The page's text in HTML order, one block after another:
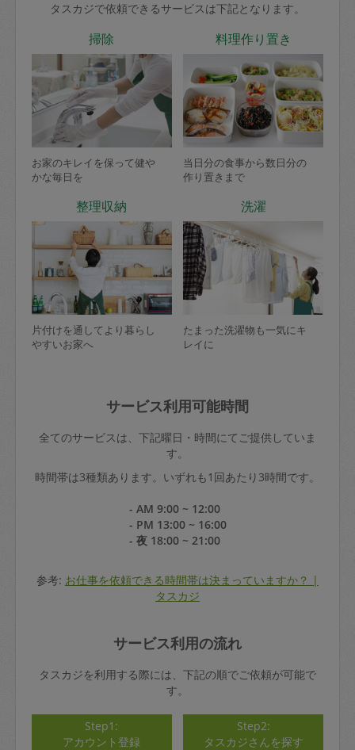
タスカジで依頼できるサービスは下記となります。
掃除
お家のキレイを保って健や
かな毎日を
料理作り置き
当日分の食事から数日分の
作り置きまで
整理収納
片付けを通してより暮らし
やすいお家へ
洗濯
たまった洗濯物も一気にキ
レイに
サービス利用可能時間
全てのサービスは、下記曜日・時間にてご提供していま
す。
時間帯は3種類あります。いずれも1回あたり3時間です。
- AM 9:00 ~ 12:00
- PM 13:00 ~ 16:00
- 夜 18:00 ~ 21:00
参考: お仕事を依頼できる時間帯は決まっていますか？ |
タスカジ
サービス利用の流れ
タスカジを利用する際には、下記の順でご依頼が可能で
す。
Step1:
アカウント登録
Step2:
タスカジさんを探す